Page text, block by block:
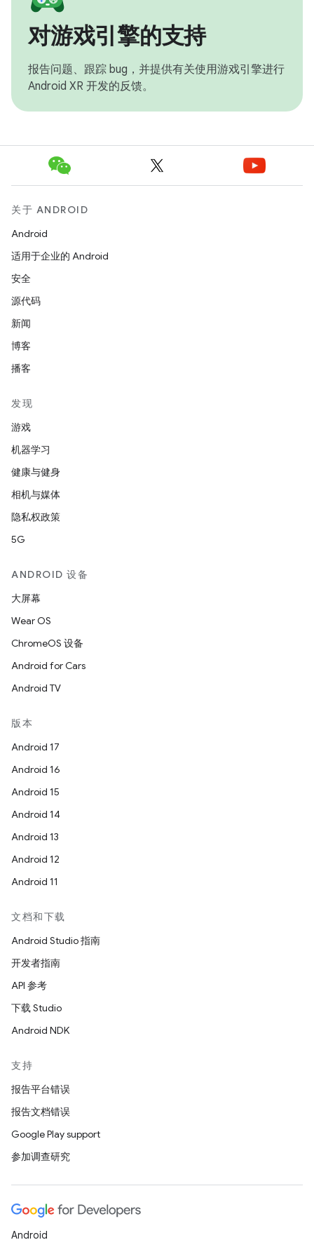
对游戏引擎的支持
报告问题、跟踪 bug，并提供有关使用游戏引擎进行
Android XR 开发的反馈。
关于 ANDROID
Android
适用于企业的 Android
安全
源代码
新闻
博客
播客
发现
游戏
机器学习
健康与健身
相机与媒体
隐私权政策
5G
ANDROID 设备
大屏幕
Wear OS
ChromeOS 设备
Android for Cars
Android TV
版本
Android 17
Android 16
Android 15
Android 14
Android 13
Android 12
Android 11
文档和下载
Android Studio 指南
开发者指南
API 参考
下载 Studio
Android NDK
支持
报告平台错误
报告文档错误
Google Play support
参加调查研究
Android